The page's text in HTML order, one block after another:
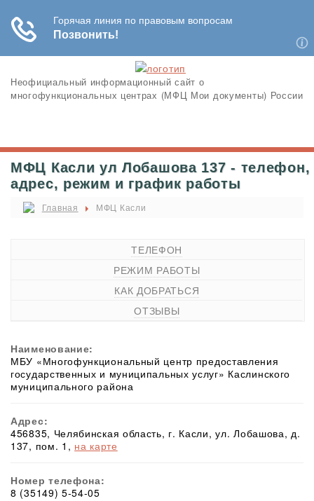
Неофициальный информационный сайт о
многофункциональных центрах (МФЦ Мои документы) России
МФЦ Касли ул Лобашова 137 - телефон,
адрес, режим и график работы
Главная МФЦ Касли
ТЕЛЕФОН
РЕЖИМ РАБОТЫ
КАК ДОБРАТЬСЯ
ОТЗЫВЫ
Наименование:
МБУ «Многофункциональный центр предоставления
государственных и муниципальных услуг» Каслинского
муниципального района
Адрес:
456835, Челябинская область, г. Касли, ул. Лобашова, д.
137, пом. 1, на карте
Номер телефона:
8 (35149) 5-54-05